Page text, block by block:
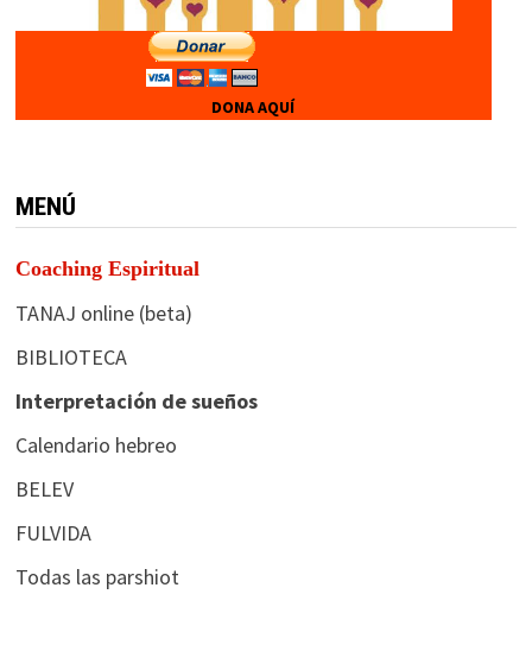
DONA AQUÍ
MENÚ
Coaching Espiritual
TANAJ online (beta)
BIBLIOTECA
Interpretación de sueños
Calendario hebreo
BELEV
FULVIDA
Todas las parshiot